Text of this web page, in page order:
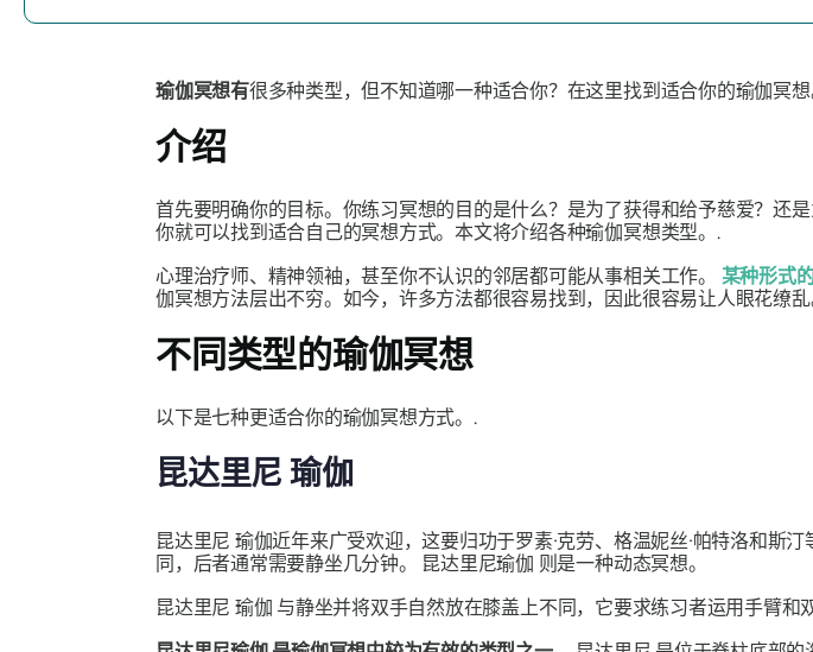
瑜伽冥想有很多种类型，但不知道哪一种适合你？在这里找到适合你的瑜伽冥想
介绍
首先要明确你的目标。你练习冥想的目的是什么？是为了获得和给予慈爱？还
你就可以找到适合自己的冥想方式。本文将介绍各种瑜伽冥想类型。.
心理治疗师、精神领袖，甚至你不认识的邻居都可能从事相关工作。 某种形式
伽冥想方法层出不穷。如今，许多方法都很容易找到，因此很容易让人眼花缭
不同类型的瑜伽冥想
以下是七种更适合你的瑜伽冥想方式。.
昆达里尼 瑜伽
昆达里尼 瑜伽近年来广受欢迎，这要归功于罗素·克劳、格温妮丝·帕特洛和斯汀
同，后者通常需要静坐几分钟。 昆达里尼瑜伽 则是一种动态冥想。
昆达里尼 瑜伽 与静坐并将双手自然放在膝盖上不同，它要求练习者运用手臂和